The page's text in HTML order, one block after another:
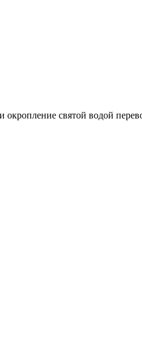
святой водой